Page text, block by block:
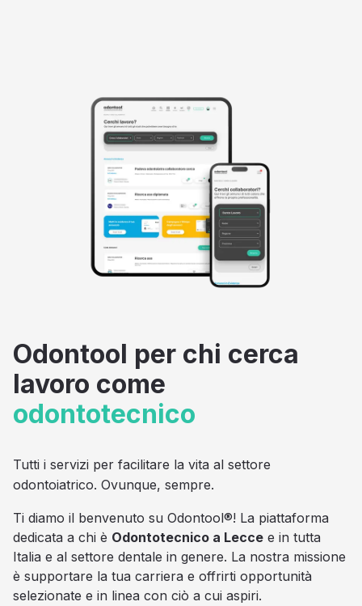
Odontool per chi cerca
lavoro come
odontotecnico
Tutti i servizi per facilitare la vita al settore
odontoiatrico. Ovunque, sempre.
Ti diamo il benvenuto su Odontool®! La piattaforma
dedicata a chi è Odontotecnico a Lecce e in tutta
Italia e al settore dentale in genere. La nostra missione
è supportare la tua carriera e offrirti opportunità
selezionate e in linea con ciò a cui aspiri.